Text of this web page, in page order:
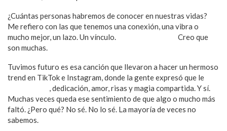
¿Cuántas personas habremos de conocer en nuestras vidas?
Me refiero con las que tenemos una conexión, una vibra o
mucho mejor, un lazo. Un vínculo.
Creo que
son muchas.
Tuvimos futuro es esa canción que llevaron a hacer un hermoso
trend en TikTok e Instagram, donde la gente expresó que le
, dedicación, amor, risas y magia compartida. Y sí.
Muchas veces queda ese sentimiento de que algo o mucho más
faltó. ¿Pero qué? No sé. No lo sé. La mayoría de veces no
sabemos.